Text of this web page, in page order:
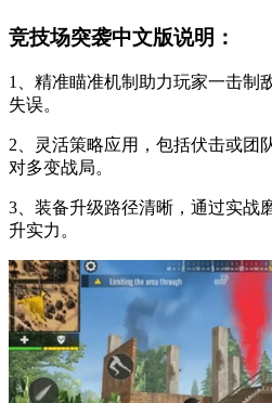
竞技场突袭中文版说明：
1、精准瞄准机制助力玩家一击制
失误。
2、灵活策略应用，包括伏击或团
对多变战局。
3、装备升级路径清晰，通过实战
升实力。